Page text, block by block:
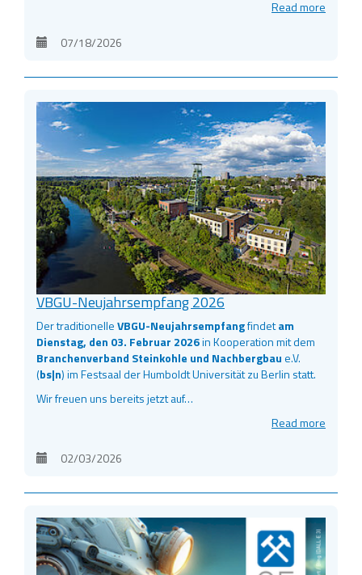
Read more
07/18/2026
VBGU-Neujahrsempfang 2026
Der traditionelleVBGU-Neujahrsempfangfindetam
Dienstag, den 03. Februar 2026in Kooperation mit dem
Branchenverband Steinkohle und Nachbergbau e.V.
(bs|n) im Festsaal der Humboldt Universität zu Berlin statt.
Wir freuen uns bereits jetzt auf…
Read more
02/03/2026